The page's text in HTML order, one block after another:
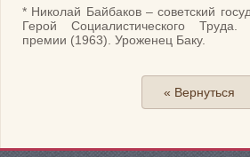
* Николай Байбаков – советский
Герой Социалистического Труда.
премии (1963). Уроженец Баку.
« Вернуться